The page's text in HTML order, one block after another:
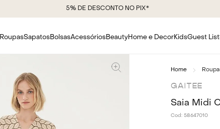
5% DE DESCONTO NO PIX*
RoupasSapatosBolsasAcessóriosBeautyHome e DecorKidsGuest List
GAITEE
Saia Midi
Cod: 58647010